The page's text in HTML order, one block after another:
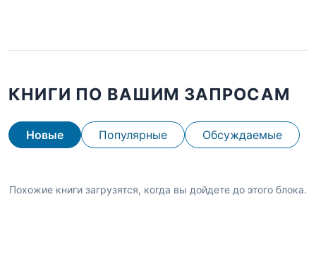
КНИГИ ПО ВАШИМ ЗАПРОСАМ
Новые Популярные Обсуждаемые
Похожие книги загрузятся, когда вы дойдете до этого блока.